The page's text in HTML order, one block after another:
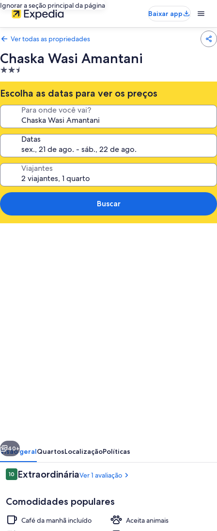
Ignorar a seção principal da página
Baixar app
Ver todas as propriedades
Chaska Wasi Amantani
Propriedade
2.5
estrelas
Escolha as datas para ver os preços
Para onde você vai?
Datas
Viajantes
Buscar
Próximo
40+
Visão geralQuartosLocalizaçãoPolíticas
Avaliações
1010 de 10
ExtraordináriaVer 1 avaliação
Comodidades populares
Café da manhã incluído
Aceita animais